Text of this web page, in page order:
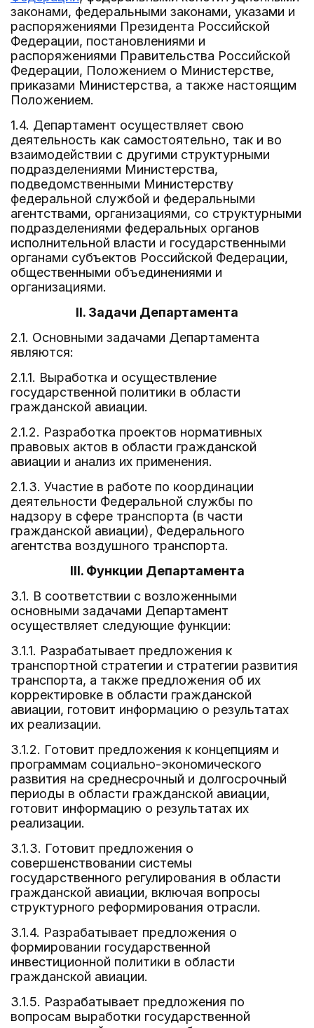
законами, федеральными законами, указами и
распоряжениями Президента Российской
Федерации, постановлениями и
распоряжениями Правительства Российской
Федерации, Положением о Министерстве,
приказами Министерства, а также настоящим
Положением.
1.4. Департамент осуществляет свою
деятельность как самостоятельно, так и во
взаимодействии с другими структурными
подразделениями Министерства,
подведомственными Министерству
федеральной службой и федеральными
агентствами, организациями, со структурными
подразделениями федеральных органов
исполнительной власти и государственными
органами субъектов Российской Федерации,
общественными объединениями и
организациями.
II. Задачи Департамента
2.1. Основными задачами Департамента
являются:
2.1.1. Выработка и осуществление
государственной политики в области
гражданской авиации.
2.1.2. Разработка проектов нормативных
правовых актов в области гражданской
авиации и анализ их применения.
2.1.3. Участие в работе по координации
деятельности Федеральной службы по
надзору в сфере транспорта (в части
гражданской авиации), Федерального
агентства воздушного транспорта.
III. Функции Департамента
3.1. В соответствии с возложенными
основными задачами Департамент
осуществляет следующие функции:
3.1.1. Разрабатывает предложения к
транспортной стратегии и стратегии развития
транспорта, а также предложения об их
корректировке в области гражданской
авиации, готовит информацию о результатах
их реализации.
3.1.2. Готовит предложения к концепциям и
программам социально-экономического
развития на среднесрочный и долгосрочный
периоды в области гражданской авиации,
готовит информацию о результатах их
реализации.
3.1.3. Готовит предложения о
совершенствовании системы
государственного регулирования в области
гражданской авиации, включая вопросы
структурного реформирования отрасли.
3.1.4. Разрабатывает предложения о
формировании государственной
инвестиционной политики в области
гражданской авиации.
3.1.5. Разрабатывает предложения по
вопросам выработки государственной